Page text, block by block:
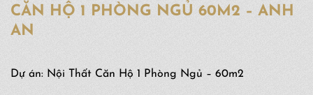
CĂN HỘ 1 PHÒNG NGỦ 60M2 – ANH
AN
Dự án: Nội Thất Căn Hộ 1 Phòng Ngủ – 60m2